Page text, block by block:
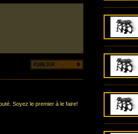
Soyez le premier à le faire!